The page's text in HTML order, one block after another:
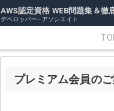
AWS認定資格 WEB問題集＆徹
デベロッパー–アソシエイト
プレミアム会員の